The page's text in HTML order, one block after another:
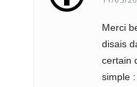
Merci
disais
certain
simple